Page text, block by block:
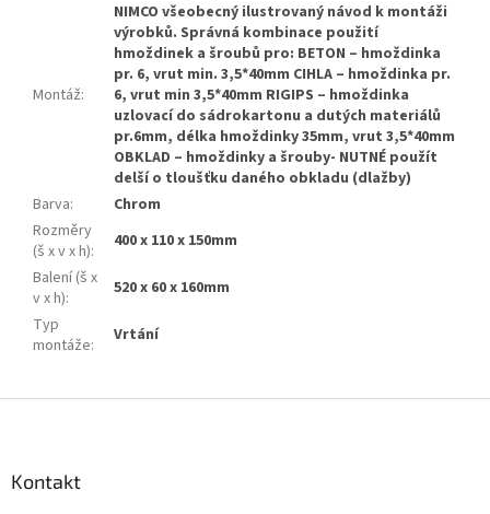
Montáž:
NIMCO všeobecný ilustrovaný návod k montáži
výrobků. Správná kombinace použití
hmoždinek a šroubů pro: BETON – hmoždinka
pr. 6, vrut min. 3,5*40mm CIHLA – hmoždinka pr.
6, vrut min 3,5*40mm RIGIPS – hmoždinka
uzlovací do sádrokartonu a dutých materiálů
pr.6mm, délka hmoždinky 35mm, vrut 3,5*40mm
OBKLAD – hmoždinky a šrouby- NUTNÉ použít
delší o tloušťku daného obkladu (dlažby)
Barva:
Chrom
Rozměry
(š x v x h):
400 x 110 x 150mm
Balení (š x
v x h):
520 x 60 x 160mm
Typ
montáže: Vrtání
Kontakt